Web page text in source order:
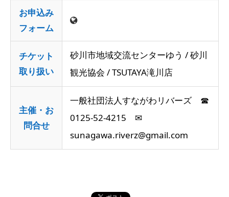
お申込み
フォーム
チケット
取り扱い
砂川市地域交流センターゆう / 砂川
観光協会 / TSUTAYA滝川店
主催・お
問合せ
一般社団法人すながわリバーズ ☎
0125-52-4215 ✉
sunagawa.riverz@gmail.com